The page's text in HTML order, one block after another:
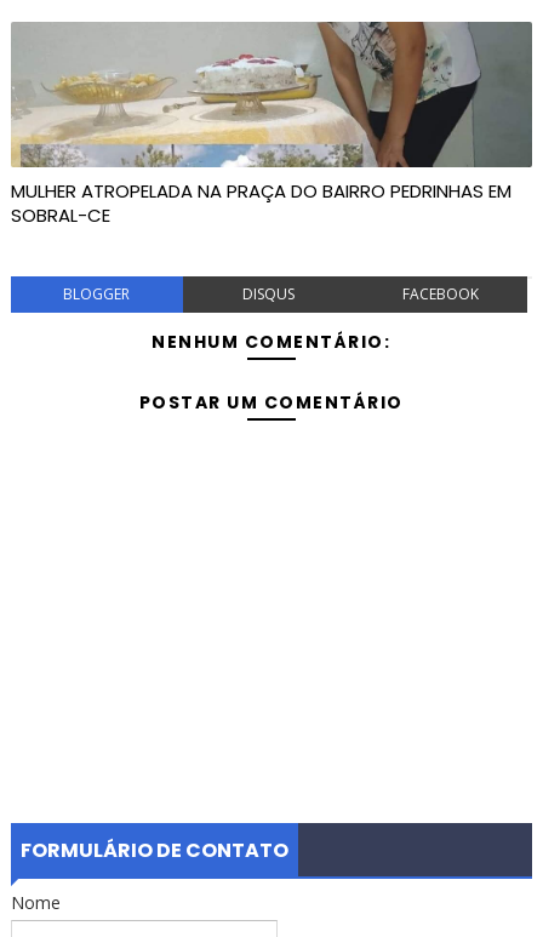
MULHER ATROPELADA NA PRAÇA DO BAIRRO PEDRINHAS EM
SOBRAL-CE
BLOGGER DISQUS FACEBOOK
NENHUM COMENTÁRIO:
POSTAR UM COMENTÁRIO
FORMULÁRIO DE CONTATO
Nome